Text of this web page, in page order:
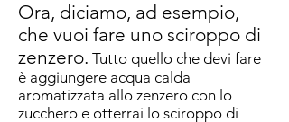
Ora, diciamo, ad esempio,
che vuoi fare uno sciroppo di
zenzero. Tutto quello che devi fare
è aggiungere acqua calda
aromatizzata allo zenzero con lo
zucchero e otterrai lo sciroppo di